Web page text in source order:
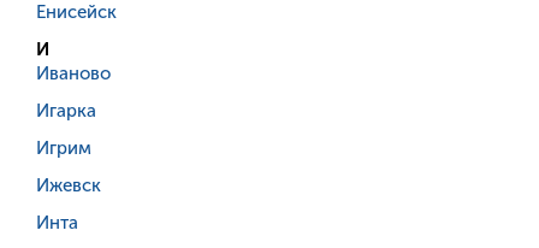
Енисейск
И
Иваново
Игарка
Игрим
Ижевск
Инта